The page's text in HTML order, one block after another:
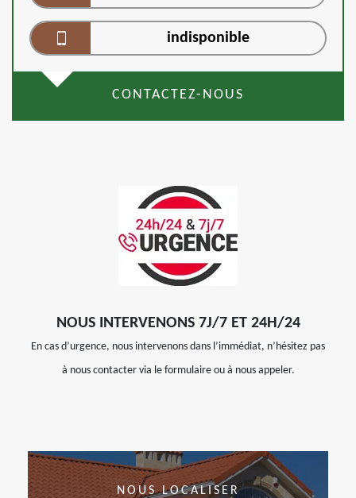
indisponible
CONTACTEZ-NOUS
NOUS INTERVENONS 7J/7 ET 24H/24
En cas d’urgence, nous intervenons dans l’immédiat, n’hésitez pas
à nous contacter via le formulaire ou à nous appeler.
NOUS LOCALISER